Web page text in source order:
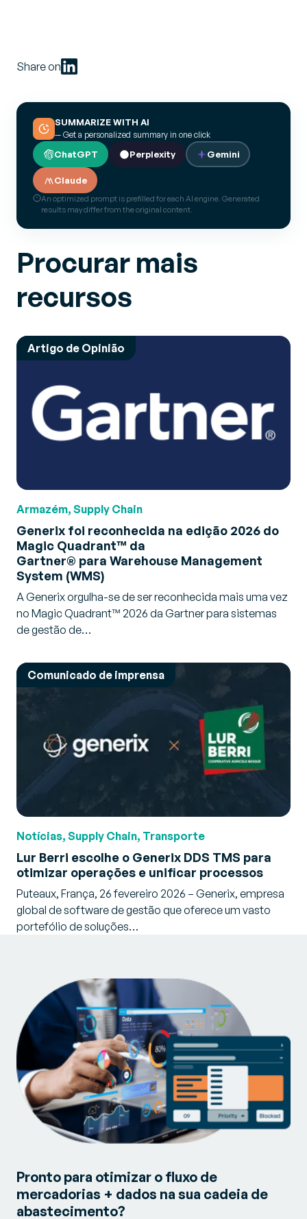
Share on
SUMMARIZE WITH AI
— Get a personalized summary in one click
ChatGPT Perplexity Gemini
Claude
An optimized prompt is prefilled for each AI engine. Generated
results may differ from the original content.
Procurar mais
recursos
Artigo de Opinião
Armazém, Supply Chain
Generix foi reconhecida na edição 2026 do
Magic Quadrant™ da
Gartner® para Warehouse Management
System (WMS)
A Generix orgulha-se de ser reconhecida mais uma vez
no Magic Quadrant™ 2026 da Gartner para sistemas
de gestão de…
Comunicado de imprensa
Notícias, Supply Chain, Transporte
Lur Berri escolhe o Generix DDS TMS para
otimizar operações e unificar processos
Puteaux, França, 26 fevereiro 2026 – Generix, empresa
global de software de gestão que oferece um vasto
portefólio de soluções…
Pronto para otimizar o fluxo de
mercadorias + dados na sua cadeia de
abastecimento?